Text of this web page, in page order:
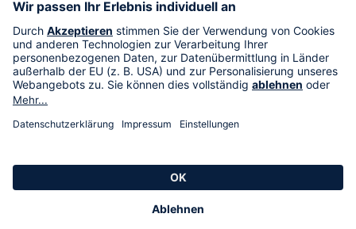
Im TV
HSE International